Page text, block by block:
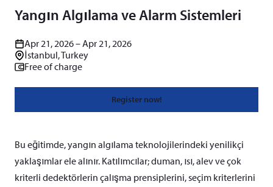
Yangın Algılama ve Alarm Sistemleri
Apr 21, 2026 – Apr 21, 2026
İstanbul, Turkey
Free of charge
Register now!
Bu eğitimde, yangın algılama teknolojilerindeki yenilikçi
yaklaşımlar ele alınır. Katılımcılar; duman, ısı, alev ve çok
kriterli dedektörlerin çalışma prensiplerini, seçim kriterlerini